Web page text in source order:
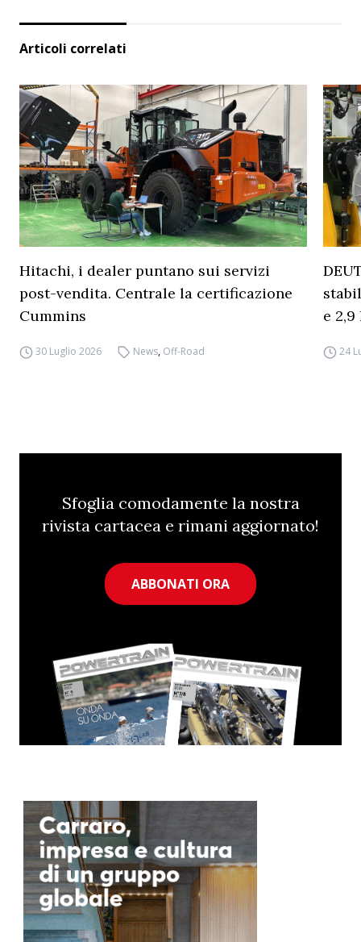
Articoli correlati
Hitachi, i dealer puntano sui servizi
post-vendita. Centrale la certificazione
Cummins
30 Luglio 2026 News, Off-Road
e
24
Sfoglia comodamente la nostra
rivista cartacea e rimani aggiornato!
ABBONATI ORA